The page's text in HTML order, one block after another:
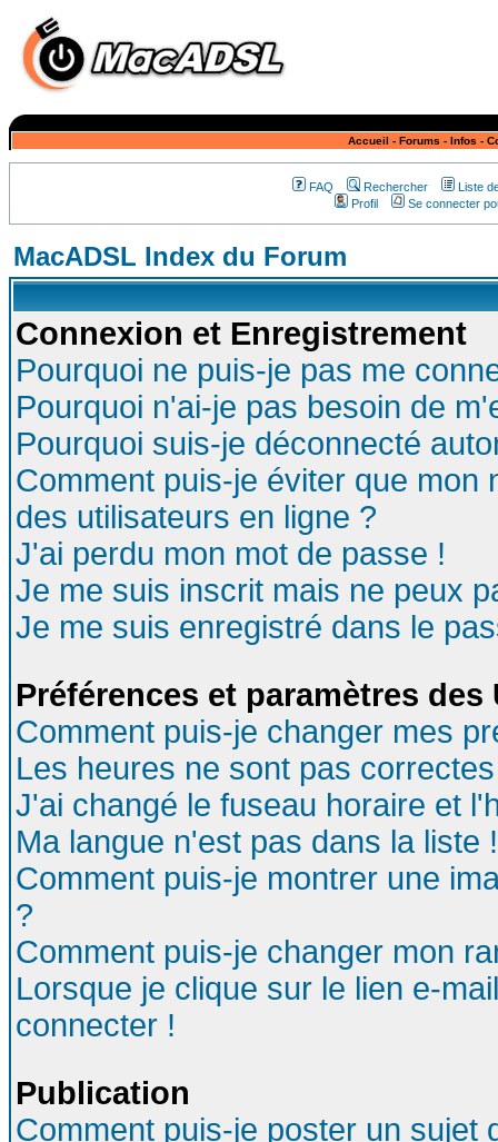
Accueil - Forums - Infos -
FAQ Rechercher
Liste
Profil
Se connecter
MacADSL Index du Forum
Connexion et Enregistrement
Pourquoi ne puis-je pas me
Pourquoi n'ai-je pas besoin de
Pourquoi suis-je déconnecté
Comment puis-je éviter que mon
des utilisateurs en ligne ?
J'ai perdu mon mot de passe !
Je me suis inscrit mais ne peux
Je me suis enregistré dans le
Préférences et paramètres
Comment puis-je changer mes
Les heures ne sont pas
J'ai changé le fuseau horaire et
Ma langue n'est pas dans la liste !
Comment puis-je montrer une
?
Comment puis-je changer mon
Lorsque je clique sur le lien e-
connecter !
Publication
Comment puis-je poster un sujet